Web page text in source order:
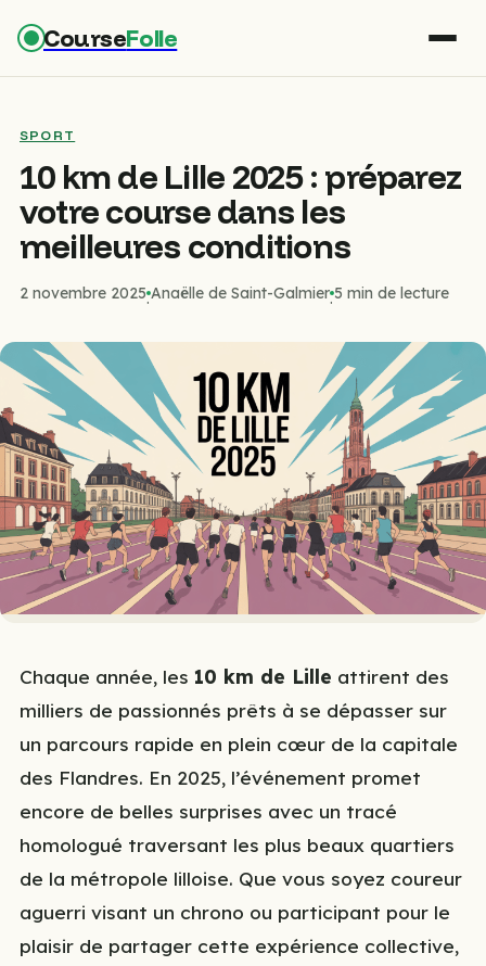
CourseFolle
SPORT
10 km de Lille 2025 : préparez
votre course dans les
meilleures conditions
2 novembre 2025
·
Anaëlle de Saint-Galmier
·
5 min de lecture
Chaque année, les 10 km de Lille attirent des
milliers de passionnés prêts à se dépasser sur
un parcours rapide en plein cœur de la capitale
des Flandres. En 2025, l’événement promet
encore de belles surprises avec un tracé
homologué traversant les plus beaux quartiers
de la métropole lilloise. Que vous soyez coureur
aguerri visant un chrono ou participant pour le
plaisir de partager cette expérience collective,